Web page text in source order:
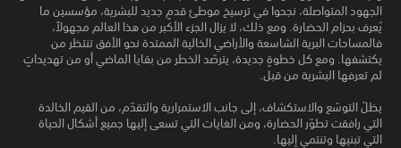
الجهود المتواصلة، نجحوا في ترسيخ موطئ قدمٍ جديد للبشرية، مؤسسين ما
يُعرف بحزام الحضارة. ومع ذلك، لا يزال الجزء الأكبر من هذا العالم مجهولاً،
فالمساحات البرية الشاسعة والأراضي الخالية الممتدة نحو الأفق تنتظر من
يكتشفها. ومع كل خطوةٍ جديدة، يترصّد الخطر من بقايا الماضي أو من تهديداتٍ
لم تعرفها البشرية من قبل.
يظلّ التوسّع والاستكشاف، إلى جانب الاستمرارية والتقدّم، من القيم الخالدة
التي رافقت تطوّر الحضارة، ومن الغايات التي تسعى إليها جميع أشكال الحياة
التي تبنيها وتنتمي إليها.